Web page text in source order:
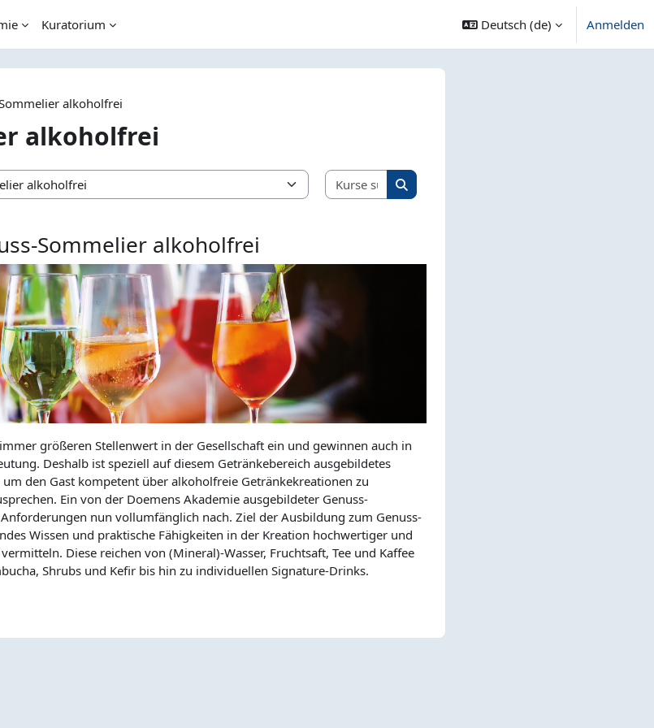
Kuratorium Deutsch ‎(de)‎ Anmelden
alkoholfrei
alkoholfrei
Kurse suchen
Kurse suchen
Sommelier alkoholfrei
größeren Stellenwert in der Gesellschaft ein und gewinnen auch in
Deshalb ist speziell auf diesem Getränkebereich ausgebildetes
den Gast kompetent über alkoholfreie Getränkekreationen zu
Ein von der Doemens Akademie ausgebildeter Genuss-
nun vollumfänglich nach. Ziel der Ausbildung zum Genuss-
Wissen und praktische Fähigkeiten in der Kreation hochwertiger und
Diese reichen von (Mineral)-Wasser, Fruchtsaft, Tee und Kaffee
Shrubs und Kefir bis hin zu individuellen Signature-Drinks.